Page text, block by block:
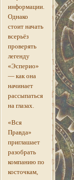
информации.
Однако
стоит начать
всерьёз
проверять
легенду
«Эсперио»
— как она
начинает
рассыпаться
на глазах.
«Вся
Правда»
приглашает
разобрать
компанию по
косточкам,